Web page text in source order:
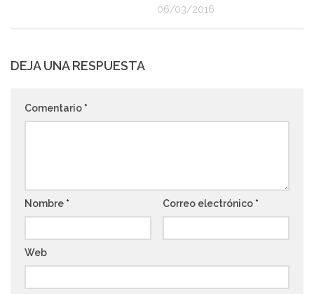
06/03/2016
DEJA UNA RESPUESTA
Comentario *
Nombre * Correo electrónico *
Web